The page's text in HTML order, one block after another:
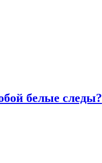
белые следы?